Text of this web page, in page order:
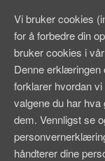
Vi bruker cookies
for å forbedre din
bruker cookies i
Denne erklæringen
forklarer hvordan
valgene du har hva
dem. Vennligst se
håndterer dine